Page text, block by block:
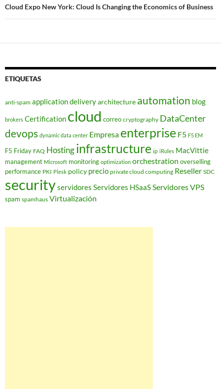
Cloud Expo New York: Cloud Is Changing the Economics of Business
ETIQUETAS
anti-spam application deliveryarchitecture automation blog
brokers Certification cloud correo cryptography DataCenter
devops dynamic data center Empresa enterprise F5 F5 EM
F5 Friday FAQ Hostinginfrastructure ip iRules MacVittie
management Microsoft monitoring optimization orchestration overselling
performance PKI Plesk policy precio private cloud computing Reseller SDC
securityservidores Servidores HSaaSServidores VPS
spam spamhaus Virtualización